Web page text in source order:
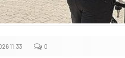
11:33 0